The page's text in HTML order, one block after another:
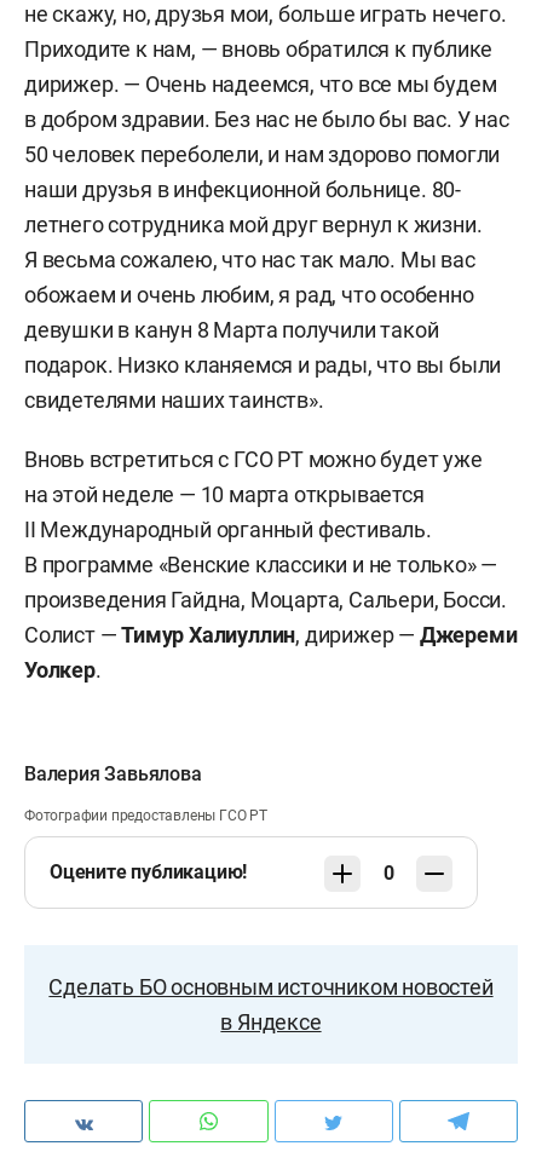
не скажу, но, друзья мои, больше играть нечего.
Приходите к нам, — вновь обратился к публике
дирижер. — Очень надеемся, что все мы будем
в добром здравии. Без нас не было бы вас. У нас
50 человек переболели, и нам здорово помогли
наши друзья в инфекционной больнице. 80-
летнего сотрудника мой друг вернул к жизни.
Я весьма сожалею, что нас так мало. Мы вас
обожаем и очень любим, я рад, что особенно
девушки в канун 8 Марта получили такой
подарок. Низко кланяемся и рады, что вы были
свидетелями наших таинств».
Вновь встретиться с ГСО РТ можно будет уже
на этой неделе — 10 марта открывается
II Международный органный фестиваль.
В программе «Венские классики и не только» —
произведения Гайдна, Моцарта, Сальери, Босси.
Солист —Тимур Халиуллин, дирижер — Джереми
Уолкер.
Валерия Завьялова
Фотографии предоставлены ГСО РТ
Оцените публикацию! 0
Сделать БО основным источником новостей
в Яндексе